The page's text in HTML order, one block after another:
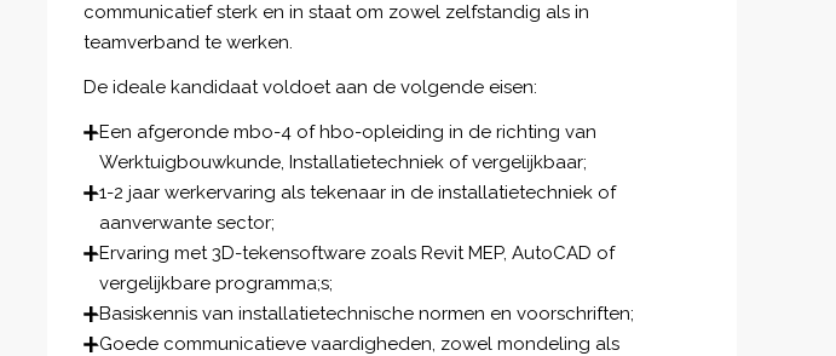
communicatief sterk en in staat om zowel zelfstandig als in
teamverband te werken.
De ideale kandidaat voldoet aan de volgende eisen:
Een afgeronde mbo-4 of hbo-opleiding in de richting van
Werktuigbouwkunde, Installatietechniek of vergelijkbaar;
1-2 jaar werkervaring als tekenaar in de installatietechniek of
aanverwante sector;
Ervaring met 3D-tekensoftware zoals Revit MEP, AutoCAD of
vergelijkbare programma;s;
Basiskennis van installatietechnische normen en voorschriften;
Goede communicatieve vaardigheden, zowel mondeling als